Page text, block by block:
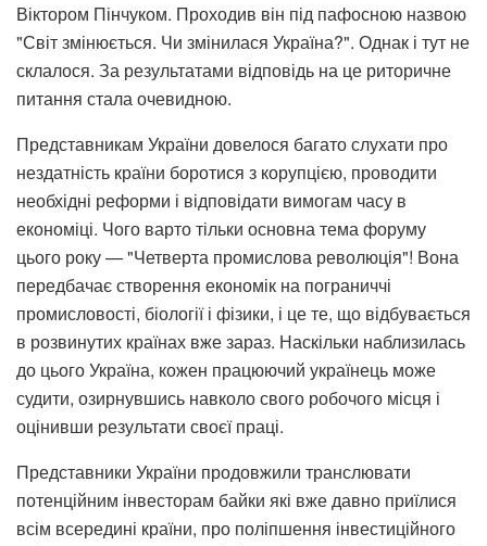
Віктором Пінчуком. Проходив він під пафосною назвою
"Світ змінюється. Чи змінилася Україна?". Однак і тут не
склалося. За результатами відповідь на це риторичне
питання стала очевидною.
Представникам України довелося багато слухати про
нездатність країни боротися з корупцією, проводити
необхідні реформи і відповідати вимогам часу в
економіці. Чого варто тільки основна тема форуму
цього року — "Четверта промислова революція"! Вона
передбачає створення економік на пограниччі
промисловості, біології і фізики, і це те, що відбувається
в розвинутих країнах вже зараз. Наскільки наблизилась
до цього Україна, кожен працюючий українець може
судити, озирнувшись навколо свого робочого місця і
оцінивши результати своєї праці.
Представники України продовжили транслювати
потенційним інвесторам байки які вже давно приїлися
всім всередині країни, про поліпшення інвестиційного